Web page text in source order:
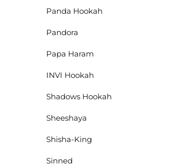
Panda Hookah
Pandora
Papa Haram
INVI Hookah
Shadows Hookah
Sheeshaya
Shisha-King
Sinned